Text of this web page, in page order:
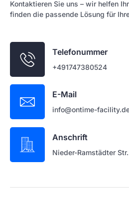
Kontaktieren Sie uns – wir helfen
finden die passende Lösung für
Telefonummer
+491747380524
E-Mail
info@ontime-
Anschrift
Nieder-Ramstädter